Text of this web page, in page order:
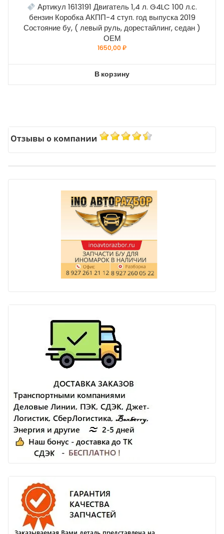
Артикул 1613191 Двигатель 1,4 л. G4LC 100 л.с.
бензин Коробка АКПП-4 ступ. год выпуска 2019
Состояние бу, ( левый руль, дорестайлинг, седан )
ОЕМ
1650,00₽
В корзину